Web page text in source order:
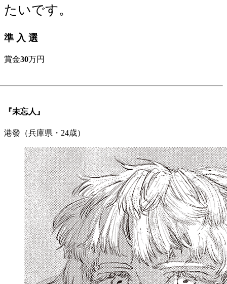
たいです。
準 入 選
賞金30万円
『未忘人』
港發（兵庫県・24歳）